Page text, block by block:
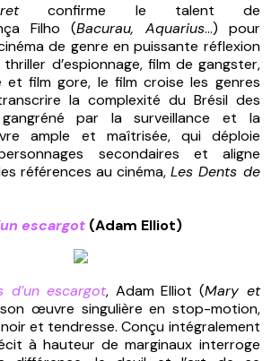
confirme le talent de
Filho (Bacurau, Aquarius...) pour
de genre en puissante réflexion
d’espionnage, film de gangster,
et film gore, le film croise les genres
la complexité du Brésil des
par la surveillance et la
ample et maîtrisée, qui déploie
secondaires et aligne
références au cinéma,Les Dents de
escargot (Adam Elliot)
d’un escargot, Adam Elliot (Mary et
œuvre singulière en stop-motion,
et tendresse. Conçu intégralement
à hauteur de marginaux interroge